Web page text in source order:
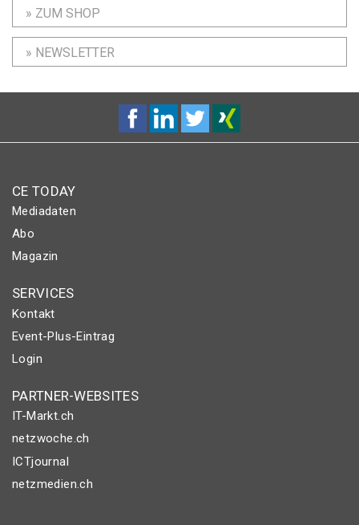
» ZUM SHOP
» NEWSLETTER
CE TODAY
Mediadaten
Abo
Magazin
SERVICES
Kontakt
Event-Plus-Eintrag
Login
PARTNER-WEBSITES
IT-Markt.ch
netzwoche.ch
ICTjournal
netzmedien.ch